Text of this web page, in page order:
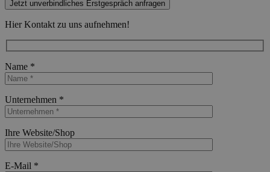
Jetzt unverbindliches Erstgespräch anfragen
Hier Kontakt zu uns aufnehmen!
Name *
Unternehmen *
Ihre Website/Shop
E-Mail *